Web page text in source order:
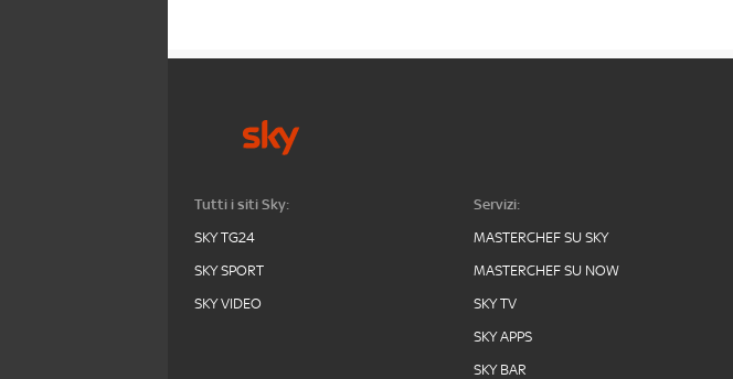
Tutti i siti Sky:
SKY TG24
SKY SPORT
SKY VIDEO
Servizi:
MASTERCHEF SU SKY
MASTERCHEF SU NOW
SKY TV
SKY APPS
SKY BAR